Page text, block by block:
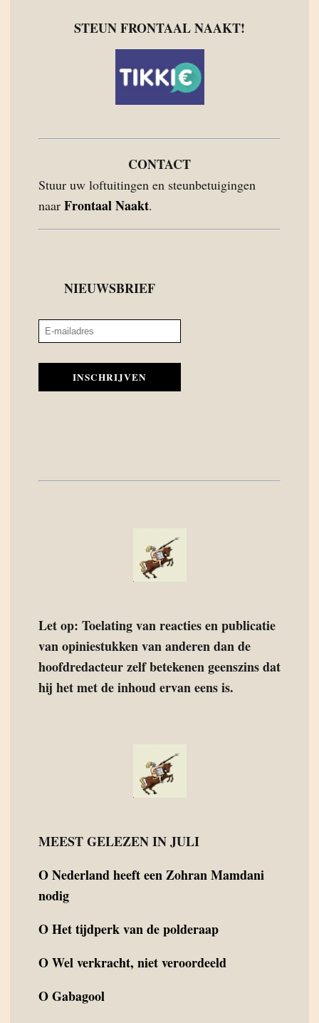
STEUN FRONTAAL NAAKT!
CONTACT
Stuur uw loftuitingen en steunbetuigingen
naar Frontaal Naakt.
NIEUWSBRIEF
INSCHRIJVEN
Let op: Toelating van reacties en publicatie
van opiniestukken van anderen dan de
hoofdredacteur zelf betekenen geenszins dat
hij het met de inhoud ervan eens is.
MEEST GELEZEN IN JULI
ONederland heeft een Zohran Mamdani
nodig
OHet tijdperk van de polderaap
OWel verkracht, niet veroordeeld
OGabagool